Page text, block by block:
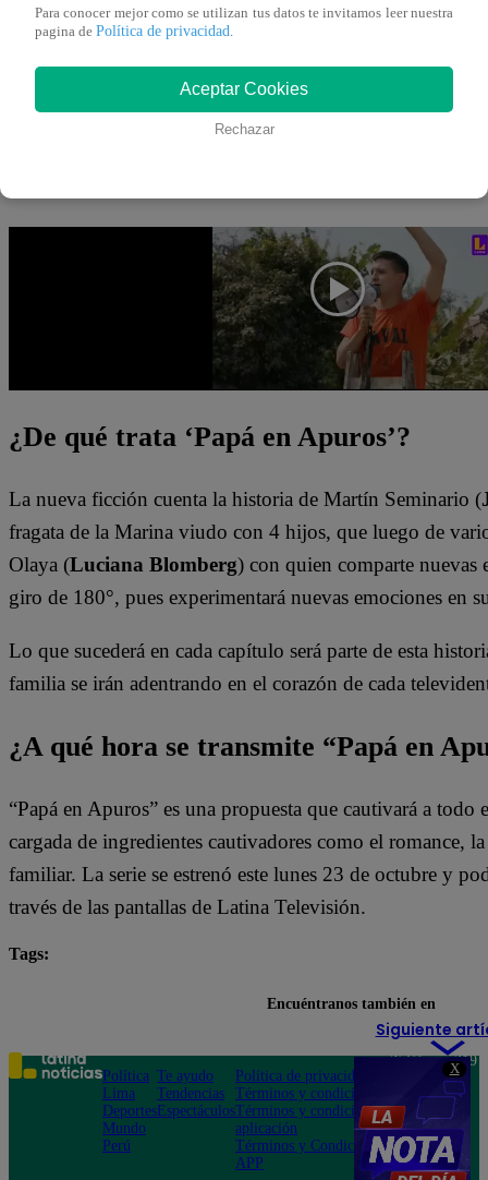
X
Aunque, también le pidió disculpas de alguna manera.
mucha vergüenza. Pero soy el hombre más afortunado
escucharlo, sus amigos lo aplaudieron. “Qué
¿De qué trata ‘Papá en Apuros’?
La nueva ficción cuenta la historia de Martín Seminario (
fragata de la Marina viudo con 4 hijos, que luego de
Olaya (Luciana Blomberg) con quien comparte nuevas
giro de 180°, pues experimentará nuevas emociones en
Lo que sucederá en cada capítulo será parte de esta
familia se irán adentrando en el corazón de cada
¿A qué hora se transmite “Papá en
“Papá en Apuros” es una propuesta que cautivará a
cargada de ingredientes cautivadores como el romance,
familiar. La serie se estrenó este lunes 23 de octubre y
través de las pantallas de Latina Televisión.
Tags:
Siguiente
Para conocer mejor como se utilizan tus datos te invitamos leer nuestra
pagina de Política de privacidad.
Aceptar Cookies
Rechazar
Encuéntranos también en
Política
Lima
Deportes
Mundo
Perú
Te ayudo
Tendencias
Espectáculos
Política de privacidad
Términos y condiciones
Términos y condiciones
aplicación
Términos y Condiciones
APP
Teléfono: 219
Av. San
Felipe 968
Jesús María